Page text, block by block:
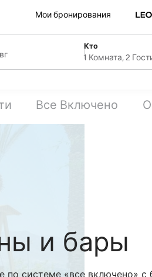
Мои бронирования
Кто
Username
1 Комната, 2
Все Включено
и бары
по системе «все включено»